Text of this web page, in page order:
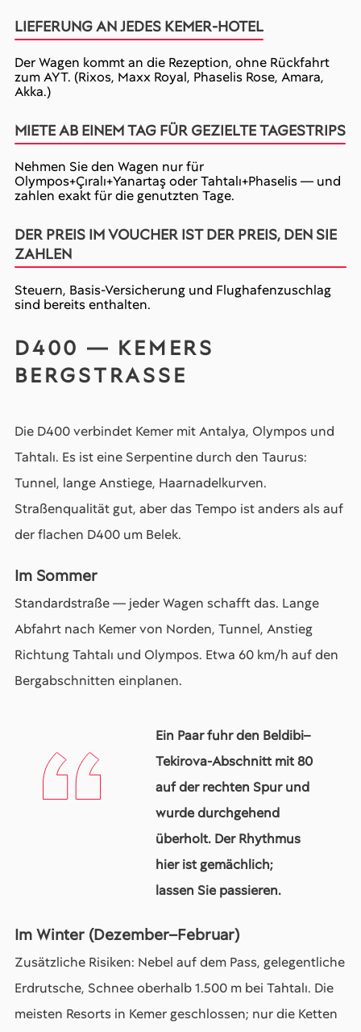
LIEFERUNG AN JEDES KEMER-HOTEL
Der Wagen kommt an die Rezeption, ohne Rückfahrt
zum AYT. (Rixos, Maxx Royal, Phaselis Rose, Amara,
Akka.)
MIETE AB EINEM TAG FÜR GEZIELTE TAGESTRIPS
Nehmen Sie den Wagen nur für
Olympos+Çıralı+Yanartaş oder Tahtalı+Phaselis — und
zahlen exakt für die genutzten Tage.
DER PREIS IM VOUCHER IST DER PREIS, DEN SIE
ZAHLEN
Steuern, Basis-Versicherung und Flughafenzuschlag
sind bereits enthalten.
D400 — KEMERS
BERGSTRASSE
Die D400 verbindet Kemer mit Antalya, Olympos und
Tahtalı. Es ist eine Serpentine durch den Taurus:
Tunnel, lange Anstiege, Haarnadelkurven.
Straßenqualität gut, aber das Tempo ist anders als auf
der flachen D400 um Belek.
Im Sommer
Standardstraße — jeder Wagen schafft das. Lange
Abfahrt nach Kemer von Norden, Tunnel, Anstieg
Richtung Tahtalı und Olympos. Etwa 60 km/h auf den
Bergabschnitten einplanen.
Ein Paar fuhr den Beldibi–
Tekirova-Abschnitt mit 80
auf der rechten Spur und
wurde durchgehend
überholt. Der Rhythmus
hier ist gemächlich;
lassen Sie passieren.
Im Winter (Dezember–Februar)
Zusätzliche Risiken: Nebel auf dem Pass, gelegentliche
Erdrutsche, Schnee oberhalb 1.500 m bei Tahtalı. Die
meisten Resorts in Kemer geschlossen; nur die Ketten